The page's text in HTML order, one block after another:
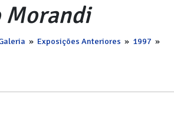
Morandi
» Exposições Anteriores » 1997 »